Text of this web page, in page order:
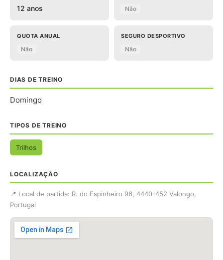
12 anos Não
QUOTA ANUAL
Não
SEGURO DESPORTIVO
Não
DIAS DE TREINO
Domingo
TIPOS DE TREINO
Trilhos
LOCALIZAÇÃO
📍 Local de partida: R. do Espinheiro 96, 4440-452 Valongo,
Portugal